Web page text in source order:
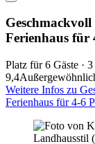
Ferienhaus für
Platz für 6 Gäste ·
9,4
Weitere Infos zu
Ferienhaus für 4-6